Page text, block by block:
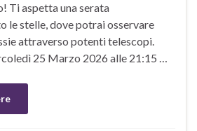
Ti aspetta una serata
le stelle, dove potrai osservare
attraverso potenti telescopi.
25 Marzo 2026 alle 21:15 …